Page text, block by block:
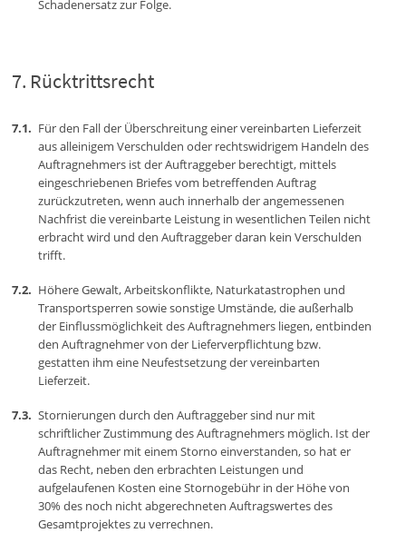
Schadenersatz zur Folge.
Rücktrittsrecht
Für den Fall der Überschreitung einer vereinbarten Lieferzeit
aus alleinigem Verschulden oder rechtswidrigem Handeln des
Auftragnehmers ist der Auftraggeber berechtigt, mittels
eingeschriebenen Briefes vom betreffenden Auftrag
zurückzutreten, wenn auch innerhalb der angemessenen
Nachfrist die vereinbarte Leistung in wesentlichen Teilen nicht
erbracht wird und den Auftraggeber daran kein Verschulden
trifft.
Höhere Gewalt, Arbeitskonflikte, Naturkatastrophen und
Transportsperren sowie sonstige Umstände, die außerhalb
der Einflussmöglichkeit des Auftragnehmers liegen, entbinden
den Auftragnehmer von der Lieferverpflichtung bzw.
gestatten ihm eine Neufestsetzung der vereinbarten
Lieferzeit.
Stornierungen durch den Auftraggeber sind nur mit
schriftlicher Zustimmung des Auftragnehmers möglich. Ist der
Auftragnehmer mit einem Storno einverstanden, so hat er
das Recht, neben den erbrachten Leistungen und
aufgelaufenen Kosten eine Stornogebühr in der Höhe von
30% des noch nicht abgerechneten Auftragswertes des
Gesamtprojektes zu verrechnen.